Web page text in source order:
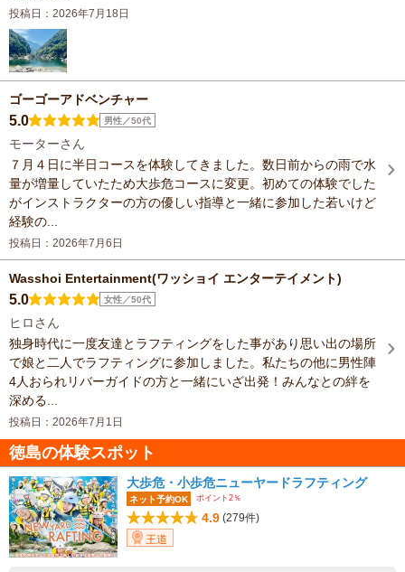
投稿日：2026年7月18日
ゴーゴーアドベンチャー
5.0 男性／50代
モーターさん
７月４日に半日コースを体験してきました。数日前からの雨で水
量が増量していたため大歩危コースに変更。初めての体験でした
がインストラクターの方の優しい指導と一緒に参加した若いけど
経験の...
投稿日：2026年7月6日
Wasshoi Entertainment(ワッショイ エンターテイメント)
5.0 女性／50代
ヒロさん
独身時代に一度友達とラフティングをした事があり思い出の場所
で娘と二人でラフティングに参加しました。私たちの他に男性陣
4人おられリバーガイドの方と一緒にいざ出発！みんなとの絆を
深める...
投稿日：2026年7月1日
徳島の体験スポット
大歩危・小歩危ニューヤードラフティング
ネット予約OK ポイント2％
4.9 (279件)
王道